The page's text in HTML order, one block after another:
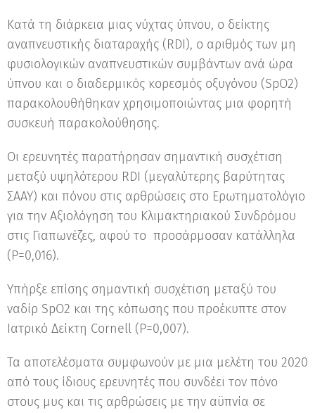
Κατά τη διάρκεια μιας νύχτας ύπνου, ο δείκτης
αναπνευστικής διαταραχής (RDI), ο αριθμός των μη
φυσιολογικών αναπνευστικών συμβάντων ανά ώρα
ύπνου και ο διαδερμικός κορεσμός οξυγόνου (SpO2)
παρακολουθήθηκαν χρησιμοποιώντας μια φορητή
συσκευή παρακολούθησης.
Οι ερευνητές παρατήρησαν σημαντική συσχέτιση
μεταξύ υψηλότερου RDI (μεγαλύτερης βαρύτητας
ΣΑΑΥ) και πόνου στις αρθρώσεις στο Ερωτηματολόγιο
για την Αξιολόγηση του Κλιμακτηριακού Συνδρόμου
στις Γιαπωνέζες, αφού το προσάρμοσαν κατάλληλα
(P=0,016).
Υπήρξε επίσης σημαντική συσχέτιση μεταξύ του
ναδίρ SpO2 και της κόπωσης που προέκυπτε στον
Ιατρικό Δείκτη Cornell (P=0,007).
Τα αποτελέσματα συμφωνούν με μια μελέτη του 2020
από τους ίδιους ερευνητές που συνδέει τον πόνο
στους μυς και τις αρθρώσεις με την αϋπνία σε